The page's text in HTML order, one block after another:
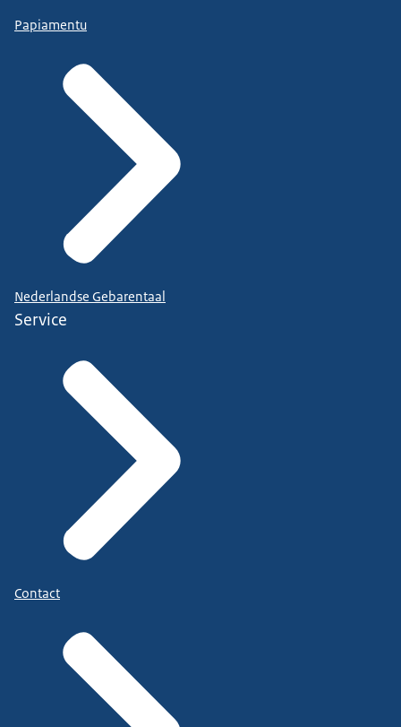
Papiamentu
Nederlandse Gebarentaal
Service
Contact